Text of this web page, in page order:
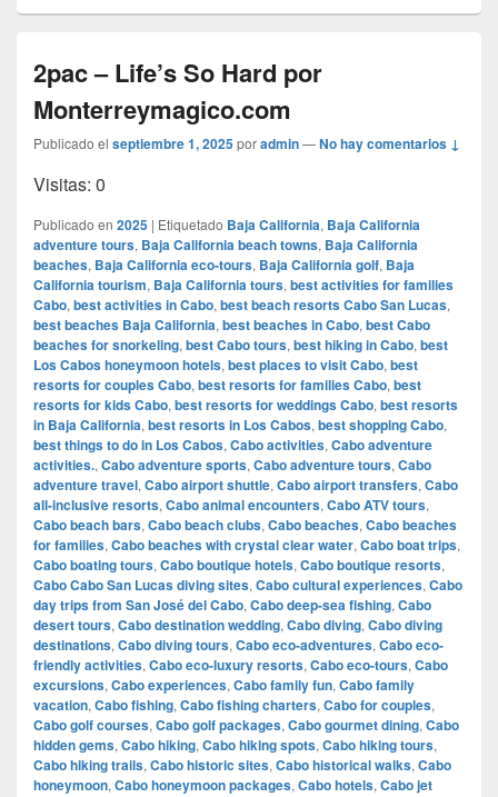
2pac – Life’s So Hard por
Monterreymagico.com
Publicado el septiembre 1, 2025poradmin—No hay comentarios ↓
Visitas: 0
Publicado en 2025 | Etiquetado Baja California, Baja California
adventure tours, Baja California beach towns, Baja California
beaches, Baja California eco-tours, Baja California golf, Baja
California tourism, Baja California tours, best activities for families
Cabo, best activities in Cabo, best beach resorts Cabo San Lucas,
best beaches Baja California, best beaches in Cabo, best Cabo
beaches for snorkeling, best Cabo tours, best hiking in Cabo, best
Los Cabos honeymoon hotels, best places to visit Cabo, best
resorts for couples Cabo, best resorts for families Cabo, best
resorts for kids Cabo, best resorts for weddings Cabo, best resorts
in Baja California, best resorts in Los Cabos, best shopping Cabo,
best things to do in Los Cabos, Cabo activities, Cabo adventure
activities., Cabo adventure sports, Cabo adventure tours, Cabo
adventure travel, Cabo airport shuttle, Cabo airport transfers, Cabo
all-inclusive resorts, Cabo animal encounters, Cabo ATV tours,
Cabo beach bars, Cabo beach clubs, Cabo beaches, Cabo beaches
for families, Cabo beaches with crystal clear water, Cabo boat trips,
Cabo boating tours, Cabo boutique hotels, Cabo boutique resorts,
Cabo Cabo San Lucas diving sites, Cabo cultural experiences, Cabo
day trips from San José del Cabo, Cabo deep-sea fishing, Cabo
desert tours, Cabo destination wedding, Cabo diving, Cabo diving
destinations, Cabo diving tours, Cabo eco-adventures, Cabo eco-
friendly activities, Cabo eco-luxury resorts, Cabo eco-tours, Cabo
excursions, Cabo experiences, Cabo family fun, Cabo family
vacation, Cabo fishing, Cabo fishing charters, Cabo for couples,
Cabo golf courses, Cabo golf packages, Cabo gourmet dining, Cabo
hidden gems, Cabo hiking, Cabo hiking spots, Cabo hiking tours,
Cabo hiking trails, Cabo historic sites, Cabo historical walks, Cabo
honeymoon, Cabo honeymoon packages, Cabo hotels, Cabo jet